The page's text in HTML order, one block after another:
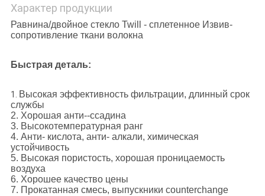
Характер продукции
Равнина/двойное стекло Twill - сплетенное Извив-
сопротивление ткани волокна
Быстрая деталь:
1. Высокая эффективность фильтрации, длинный срок
службы
2. Хорошая анти--ссадина
3. Высокотемпературная ранг
4. Анти- кислота, анти- алкали, химическая
устойчивость
5. Высокая пористость, хорошая проницаемость
воздуха
6. Хорошее качество цены
7. Прокатанная смесь, выпускники counterchange